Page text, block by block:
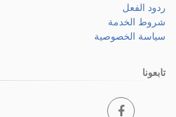
ردود الفعل
شروط الخدمة
سياسة الخصوصية
تابعونا